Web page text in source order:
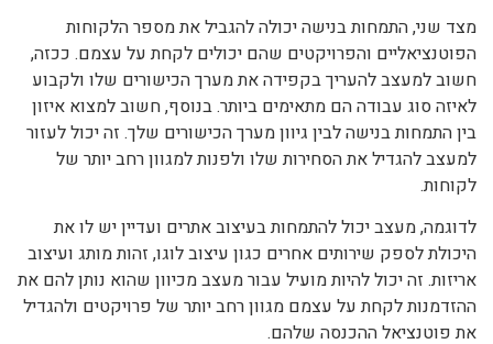
מצד שני, התמחות בנישה יכולה להגביל את מספר הלקוחות
הפוטנציאליים והפרויקטים שהם יכולים לקחת על עצמם. ככזה,
חשוב למעצב להעריך בקפידה את מערך הכישורים שלו ולקבוע
לאיזה סוג עבודה הם מתאימים ביותר. בנוסף, חשוב למצוא איזון
בין התמחות בנישה לבין גיוון מערך הכישורים שלך. זה יכול לעזור
למעצב להגדיל את הסחירות שלו ולפנות למגוון רחב יותר של
לקוחות.
לדוגמה, מעצב יכול להתמחות בעיצוב אתרים ועדיין יש לו את
היכולת לספק שירותים אחרים כגון עיצוב לוגו, זהות מותג ועיצוב
אריזות. זה יכול להיות מועיל עבור מעצב מכיוון שהוא נותן להם את
ההזדמנות לקחת על עצמם מגוון רחב יותר של פרויקטים ולהגדיל
את פוטנציאל ההכנסה שלהם.